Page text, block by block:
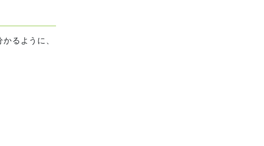
るように、